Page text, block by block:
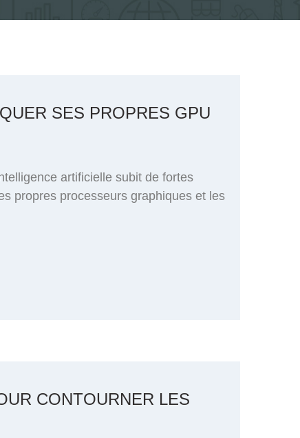
SES PROPRES GPU
artificielle subit de fortes
propres processeurs graphiques et les
CONTOURNER LES